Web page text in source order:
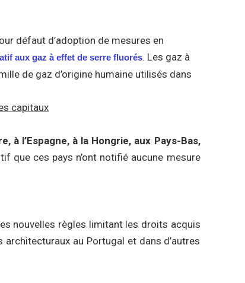
défaut d’adoption de mesures en
aux gaz à effet de serre fluorés. Les gaz à
de gaz d’origine humaine utilisés dans
capitaux
à l’Espagne, à la Hongrie, aux Pays-Bas,
que ces pays n’ont notifié aucune mesure
nouvelles règles limitant les droits acquis
au Portugal et dans d’autres